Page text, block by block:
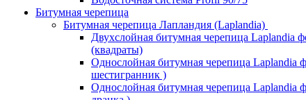
Битумная черепица
Битумная черепица Лапландия (Laplandia)
Двухслойная битумная черепица Laplandia
(квадраты)
Однослойная битумная черепица Laplandia
шестигранник )
Однослойная битумная черепица Laplandia